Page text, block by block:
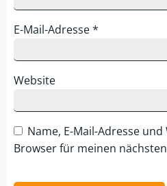
E-Mail-Adresse*
Website
Name, E-Mail-Adresse
Browser für meinen